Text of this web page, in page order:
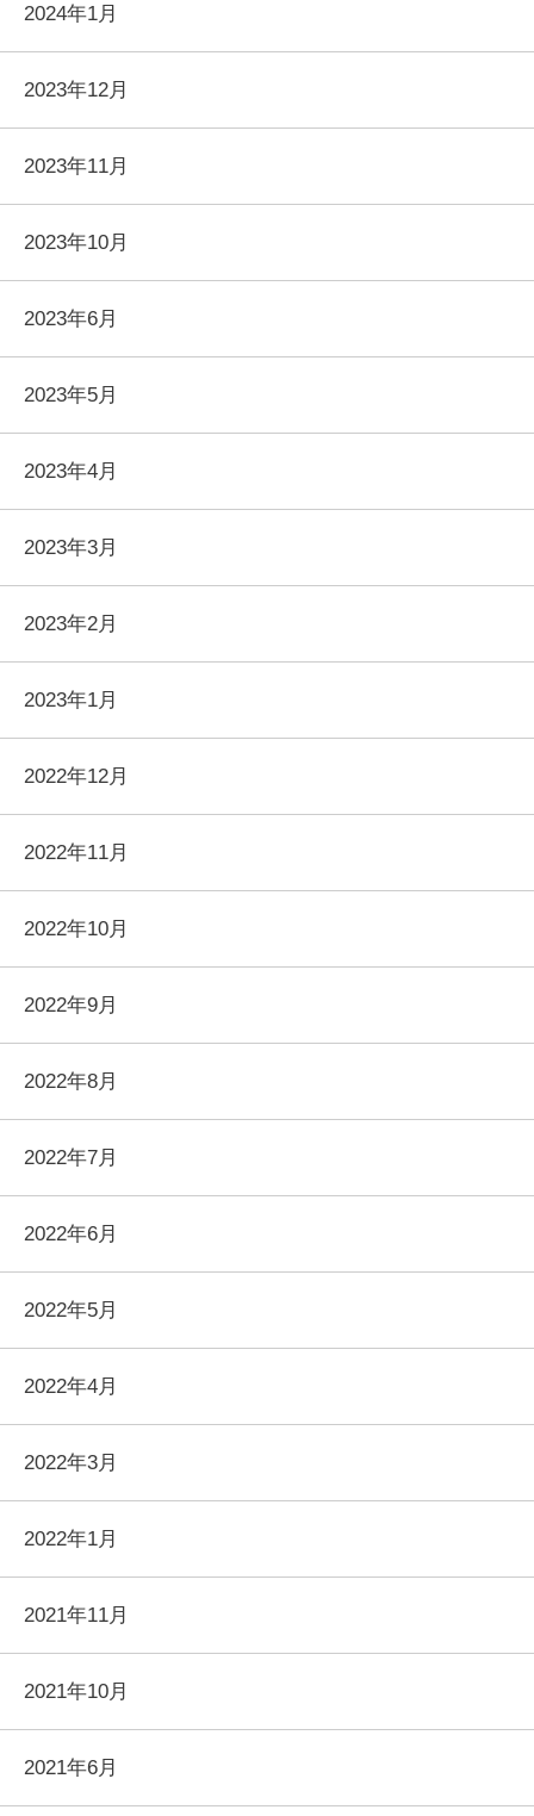
2024年1月
2023年12月
2023年11月
2023年10月
2023年6月
2023年5月
2023年4月
2023年3月
2023年2月
2023年1月
2022年12月
2022年11月
2022年10月
2022年9月
2022年8月
2022年7月
2022年6月
2022年5月
2022年4月
2022年3月
2022年1月
2021年11月
2021年10月
2021年6月